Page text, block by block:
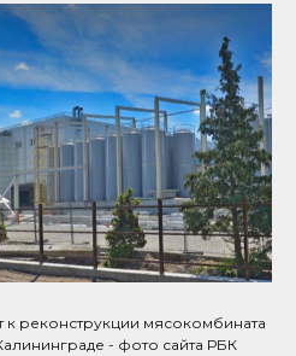
к реконструкции мясокомбината
- фото сайта РБК